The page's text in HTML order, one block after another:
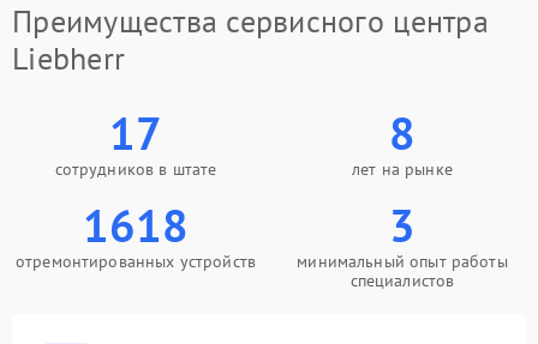
Преимущества сервисного центра
Liebherr
17
сотрудников в штате
8
лет на рынке
1618
отремонтированных устройств
3
минимальный опыт работы
специалистов